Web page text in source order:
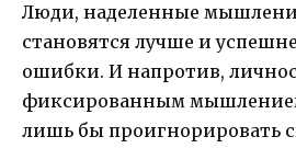
Люди, наделенные
становятся лучше и
ошибки. И напротив,
фиксированным
лишь бы проигнорировать